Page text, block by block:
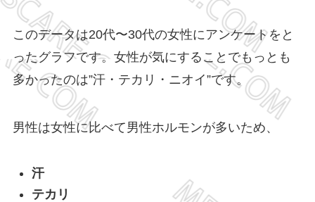
このデータは20代〜30代の女性にアンケートをと
ったグラフです。女性が気にすることでもっとも
多かったのは”汗・テカリ・ニオイ”です。
男性は女性に比べて男性ホルモンが多いため、
汗
テカリ